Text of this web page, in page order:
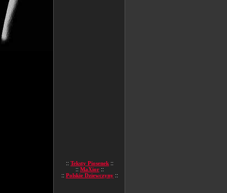
:: Teksty Piosenek ::
:: MaXior ::
:: Polskie Dziewczyny ::